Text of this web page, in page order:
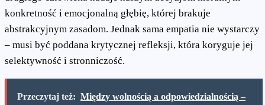
konkretność i emocjonalną głębię, której brakuje
abstrakcyjnym zasadom. Jednak sama empatia nie wystarczy
– musi być poddana krytycznej refleksji, która koryguje jej
selektywność i stronniczość.
Przeczytaj też: Między wolnością a odpowiedzialnością –